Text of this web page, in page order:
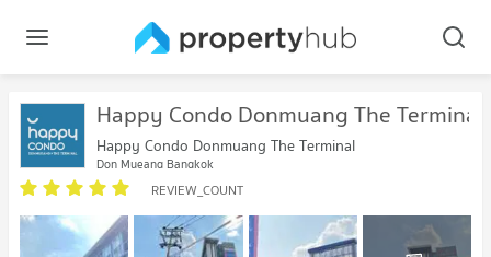
Happy Condo Donmuang The Terminal
Happy Condo Donmuang The Terminal
Don Mueang Bangkok
REVIEW_COUNT